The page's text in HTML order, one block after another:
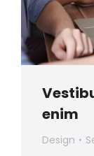
enim
Design